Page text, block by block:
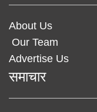
About Us
Our Team
Advertise Us
समाचार